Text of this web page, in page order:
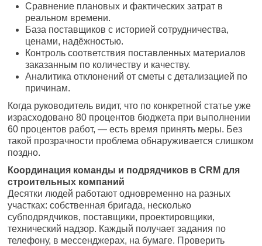
Сравнение плановых и фактических затрат в
реальном времени.
База поставщиков с историей сотрудничества,
ценами, надёжностью.
Контроль соответствия поставленных материалов
заказанным по количеству и качеству.
Аналитика отклонений от сметы с детализацией по
причинам.
Когда руководитель видит, что по конкретной статье уже
израсходовано 80 процентов бюджета при выполнении
60 процентов работ, — есть время принять меры. Без
такой прозрачности проблема обнаруживается слишком
поздно.
Координация команды и подрядчиков в CRM для
строительных компаний
Десятки людей работают одновременно на разных
участках: собственная бригада, несколько
субподрядчиков, поставщики, проектировщики,
технический надзор. Каждый получает задания по
телефону, в мессенджерах, на бумаге. Проверить